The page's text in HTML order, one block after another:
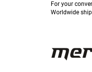
For your
Worldwide